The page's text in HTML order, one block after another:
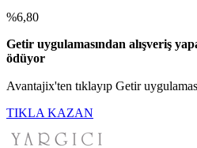
%6,80
Getir uygulamasından alışveriş
ödüyor
Avantajix'ten tıklayıp Getir
TIKLA KAZAN